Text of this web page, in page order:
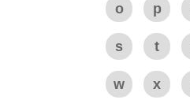
o p
s t
w x